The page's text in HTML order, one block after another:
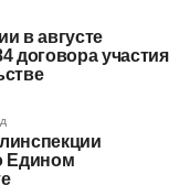
в августе
договора участия
Едином